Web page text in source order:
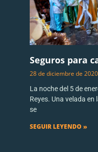
Seguros para
28 de diciembre de 2020
La noche del 5 de
Reyes. Una velada
se
SEGUIR LEYENDO »